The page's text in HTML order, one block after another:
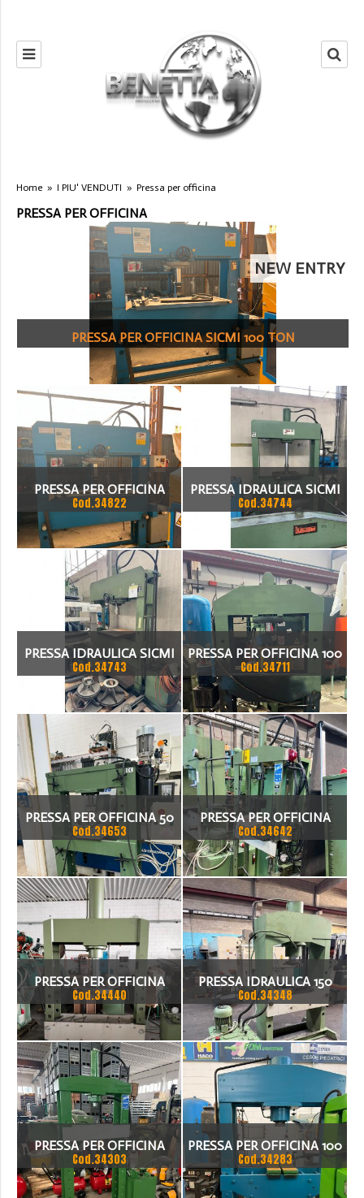
Home » I PIU' VENDUTI » Pressa per officina
PRESSA PER OFFICINA
NEW ENTRY
PRESSA PER OFFICINA SICMI 100 TON
_COD.34822>
PRESSA PER OFFICINA
SICMI 100 TON
Cod.34822
PRESSA IDRAULICA SICMI
PISTONE FISSO 70 TON
Cod.34744
PRESSA IDRAULICA SICMI
CON PISTONE MOBILE 100
TON
Cod.34743
PRESSA PER OFFICINA 100
Cod.34711
PRESSA PER OFFICINA 50
TON
Cod.34653
PRESSA PER OFFICINA
OMCN TON 10
Cod.34642
PRESSA PER OFFICINA
OMCN 150 TON
Cod.34440
PRESSA IDRAULICA 150
TON
Cod.34348
PRESSA PER OFFICINA
OMCN 10 TON
Cod.34303
PRESSA PER OFFICINA 100
TON
Cod.34283